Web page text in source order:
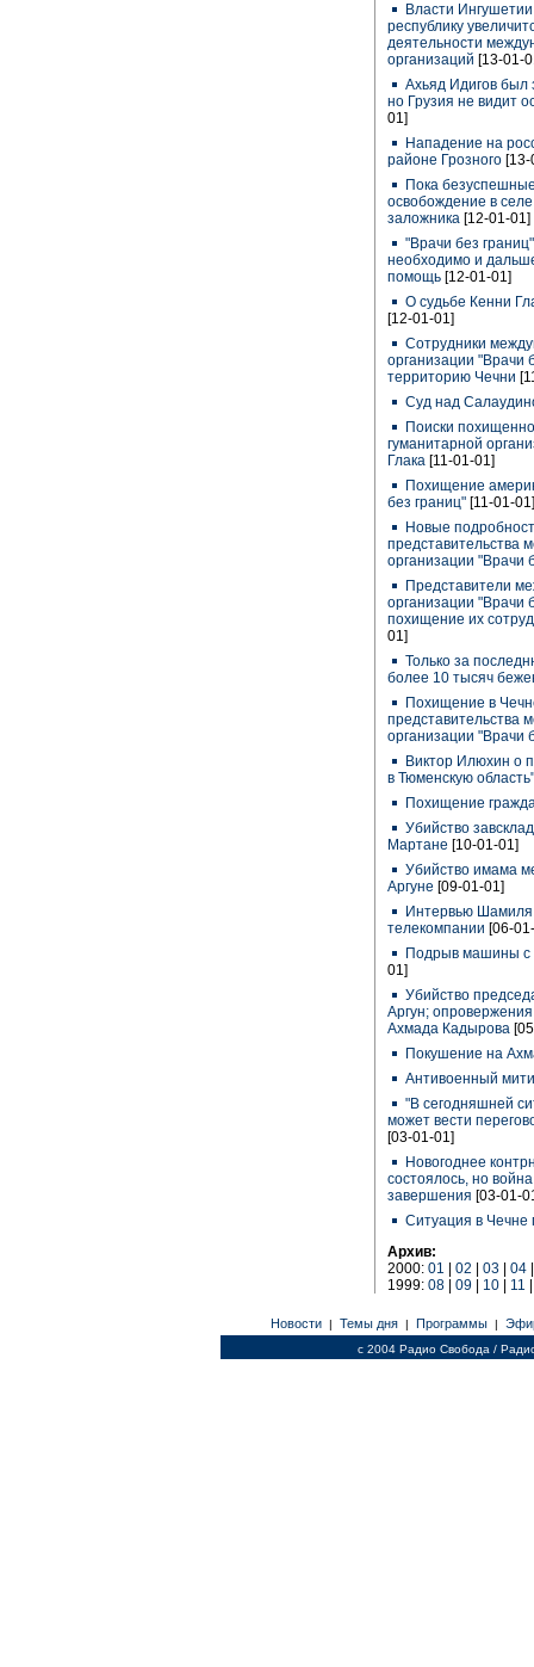
Власти
республику
деятельности
организаций [13-01-
Ахьяд Идигов был
но Грузия не видит
01]
Нападение на
районе Грозного
Пока
освобождение в
заложника [12-01-01]
"Врачи без
необходимо и
помощь [12-01-01]
О судьбе Кенни
[12-01-01]
Сотрудники
организации "Врачи
территорию Чечни
Суд над
Поиски
гуманитарной
Глака [11-01-01]
Похищение
без границ" [11-01-01]
Новые
представительства
организации "Врачи
Представители
организации "Врачи
похищение их
01]
Только за
более 10 тысяч
Похищение в
представительства
организации "Врачи
Виктор Илюхин о
в Тюменскую
Похищение
Убийство
Мартане [10-01-01]
Убийство имама
Аргуне [09-01-01]
Интервью Шамиля
телекомпании [06-
Подрыв машины с
01]
Убийство
Аргун;
Ахмада Кадырова
Покушение на
Антивоенный
"В сегодняшней
может вести
[03-01-01]
Новогоднее
состоялось, но
завершения [03-01-
Ситуация в Чечне
Архив:
2000: 01 02 03 04
1999: 08 09 10 11
Новости | Темы дня | Программы |
c 2004 Радио Свобода /